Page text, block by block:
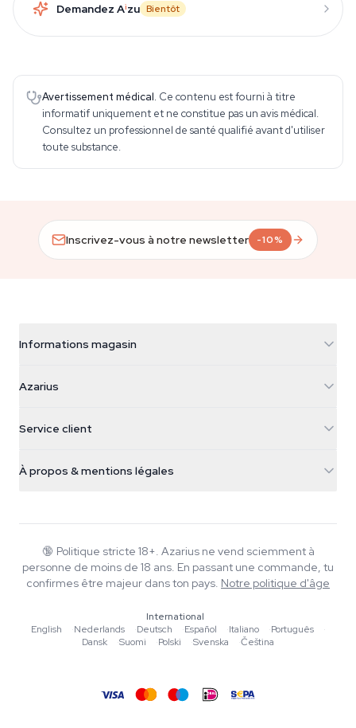
Demandez Aizu Bientôt
Avertissement médical. Ce contenu est fourni à titre
informatif uniquement et ne constitue pas un avis médical.
Consultez un professionnel de santé qualifié avant d'utiliser
toute substance.
Inscrivez-vous à notre newsletter -10%
Informations magasin
Galvaniweg 11
Nederland
+31(0)204897914
Azarius
Smokeshop
Service client
Politique de retour
Politique de confidentialité
À propos & mentions légales
Wiki
Musique
Normes éditoriales
Outils & Calculateurs
🔞 Politique stricte 18+. Azarius ne vend sciemment à
personne de moins de 18 ans. En passant une commande, tu
confirmes être majeur dans ton pays. Notre politique d'âge
International
English
·Nederlands ·Deutsch ·Español ·Italiano ·Português
·
Dansk
·Suomi ·Polski ·Svenska ·Čeština